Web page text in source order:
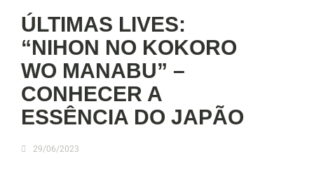
ÚLTIMAS LIVES:
“NIHON NO KOKORO
WO MANABU” –
CONHECER A
ESSÊNCIA DO JAPÃO
29/06/2023